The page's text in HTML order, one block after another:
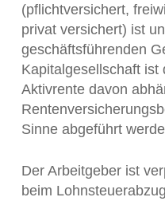
(pflichtversichert,
privat versichert) ist
geschäftsführenden
Kapitalgesellschaft ist
Aktivrente davon
Sinne abgeführt
Der Arbeitgeber ist
beim